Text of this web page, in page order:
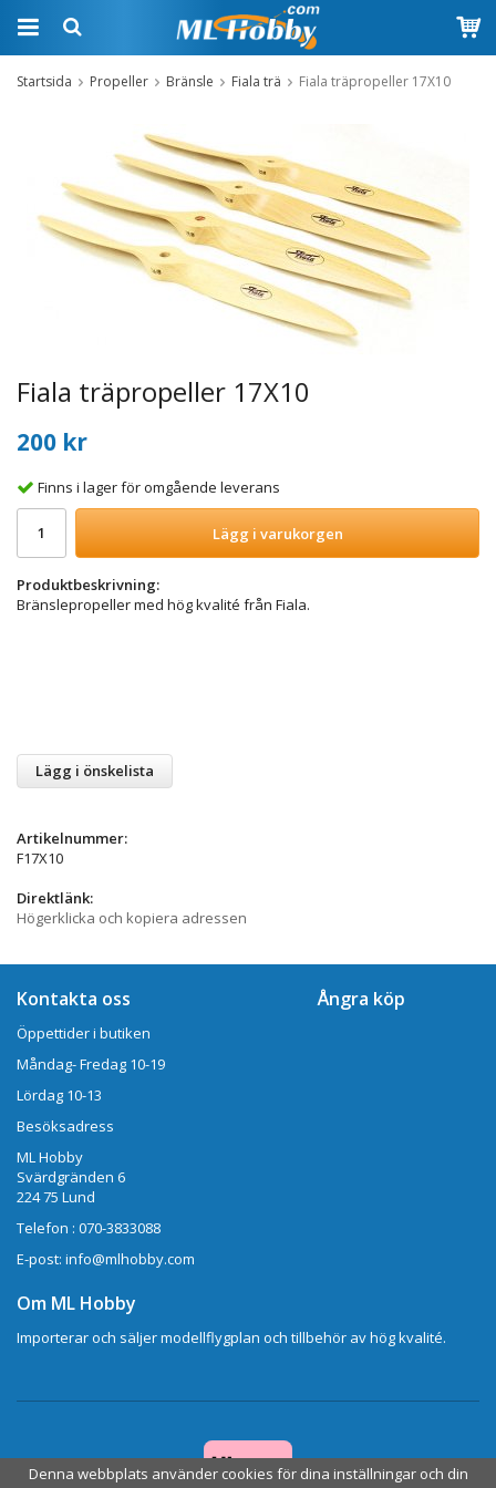
Startsida Propeller Bränsle Fiala trä Fiala träpropeller 17X10
Fiala träpropeller 17X10
200 kr
Finns i lager för omgående leverans
Lägg i varukorgen
Produktbeskrivning:
Bränslepropeller med hög kvalité från Fiala.
Lägg i önskelista
Artikelnummer:
F17X10
Direktlänk:
Högerklicka och kopiera adressen
Kontakta oss
Öppettider i butiken
Måndag- Fredag 10-19
Lördag 10-13
Besöksadress
ML Hobby
Svärdgränden 6
224 75 Lund
Telefon : 070-3833088
E-post: info@mlhobby.com
Ångra köp
Om ML Hobby
Importerar och säljer modellflygplan och tillbehör av hög kvalité.
Denna webbplats använder cookies för dina inställningar och din